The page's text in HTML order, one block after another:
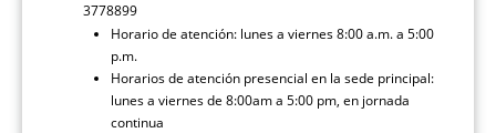
3778899
Horario de atención: lunes a viernes 8:00 a.m. a 5:00
p.m.
Horarios de atención presencial en la sede principal:
lunes a viernes de 8:00am a 5:00 pm, en jornada
continua